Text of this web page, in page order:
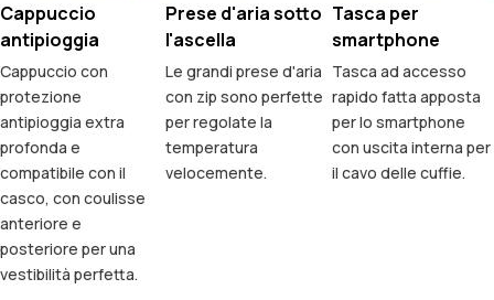
Cappuccio
antipioggia
Cappuccio con
protezione
antipioggia extra
profonda e
compatibile con il
casco, con coulisse
anteriore e
posteriore per una
vestibilità perfetta.
Prese d'aria sotto
l'ascella
Le grandi prese d'aria
con zip sono perfette
per regolate la
temperatura
velocemente.
Tasca per
smartphone
Tasca ad accesso
rapido fatta apposta
per lo smartphone
con uscita interna per
il cavo delle cuffie.